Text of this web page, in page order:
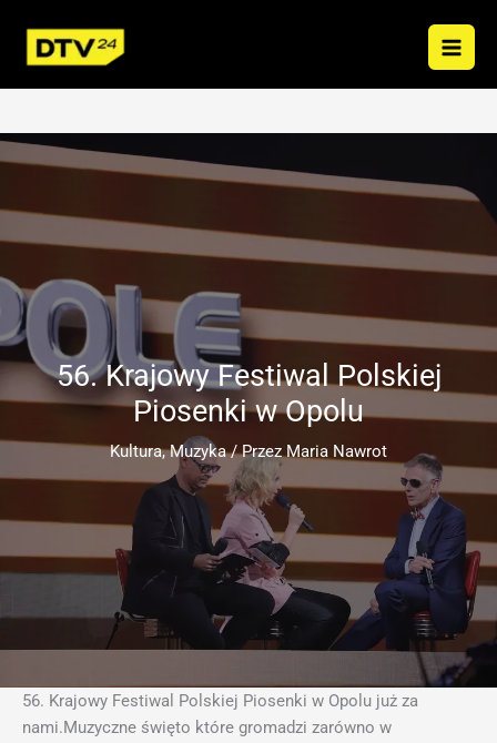
treści
56. Krajowy Festiwal Polskiej
Piosenki w Opolu
Kultura,Muzyka/ Przez Maria Nawrot
56. Krajowy Festiwal Polskiej Piosenki w Opolu już za
nami.Muzyczne święto które gromadzi zarówno w